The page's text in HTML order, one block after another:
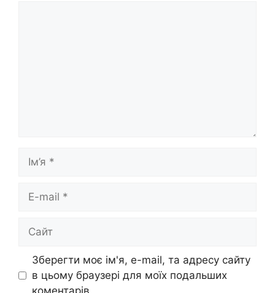
Ім’я
Сайт
Зберегти моє ім'я, e-mail, та адресу сайту
в цьому браузері для моїх подальших